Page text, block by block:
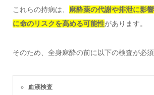
これらの持病は、 麻酔薬の代謝や排泄に影
に命のリスクを高める可能性があります。
そのため、全身麻酔の前に以下の検査が必須
血液検査